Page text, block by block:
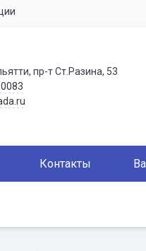
пр-т Ст.Разина, 53
Контакты